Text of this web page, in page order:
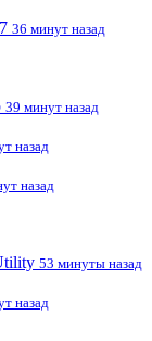
36 минут назад
39 минут назад
назад
назад
53 минуты назад
назад